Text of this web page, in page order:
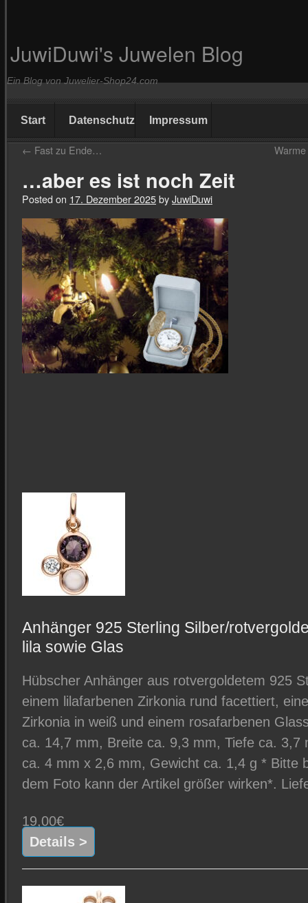
JuwiDuwi's Juwelen Blog
Ein Blog von Juwelier-Shop24.com
Start Datenschutz Impressum
← Fast zu Ende…
…aber es ist noch Zeit
Posted on 17. Dezember 2025byJuwiDuwi
Anhänger 925 Sterling Silber/
lila sowie Glas
Hübscher Anhänger aus rotvergoldetem 925
einem lilafarbenen Zirkonia rund facettiert,
Zirkonia in weiß und einem rosafarbenen
ca. 14,7 mm, Breite ca. 9,3 mm, Tiefe ca. 3,7
ca. 4 mm x 2,6 mm, Gewicht ca. 1,4 g * Bitte
dem Foto kann der Artikel größer wirken*.
19,00€
Details >